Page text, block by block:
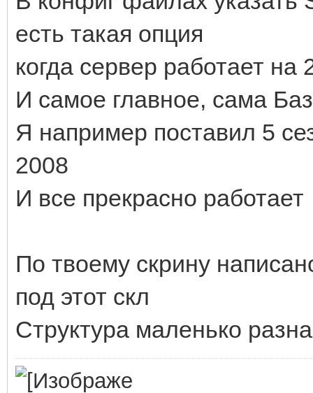
есть такая опция
когда сервер работает на
И самое главное, сама
Я например поставил 5
2008
И все прекрасно работает
По твоему скрину
под этот скл
Структура маленько